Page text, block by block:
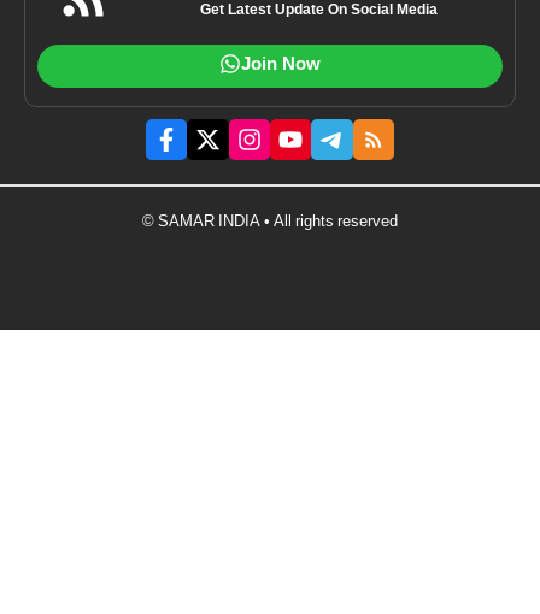
Get Latest Update On Social Media
Join Now
© SAMAR INDIA • All rights reserved